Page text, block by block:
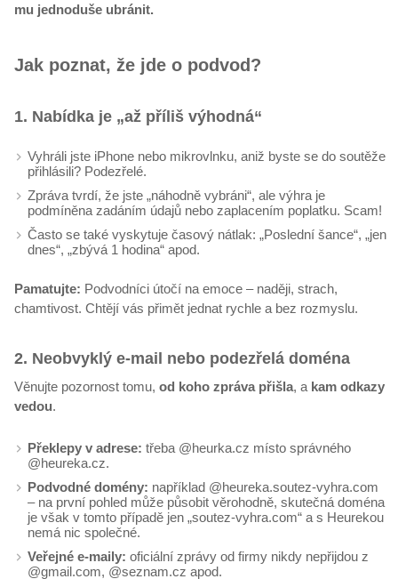
mu jednoduše ubránit.
Jak poznat, že jde o podvod?
1. Nabídka je „až příliš výhodná“
Vyhráli jste iPhone nebo mikrovlnku, aniž byste se do soutěže
přihlásili? Podezřelé.
Zpráva tvrdí, že jste „náhodně vybráni“, ale výhra je
podmíněna zadáním údajů nebo zaplacením poplatku. Scam!
Často se také vyskytuje časový nátlak: „Poslední šance“, „jen
dnes“, „zbývá 1 hodina“ apod.
Pamatujte: Podvodníci útočí na emoce – naději, strach,
chamtivost. Chtějí vás přimět jednat rychle a bez rozmyslu.
2. Neobvyklý e-mail nebo podezřelá doména
Věnujte pozornost tomu,od koho zpráva přišla, a kam odkazy
vedou.
Překlepy v adrese: třeba @heurka.cz místo správného
@heureka.cz.
Podvodné domény: například @heureka.soutez-vyhra.com
– na první pohled může působit věrohodně, skutečná doména
je však v tomto případě jen „soutez-vyhra.com“ a s Heurekou
nemá nic společné.
Veřejné e-maily: oficiální zprávy od firmy nikdy nepřijdou z
@gmail.com, @seznam.cz apod.